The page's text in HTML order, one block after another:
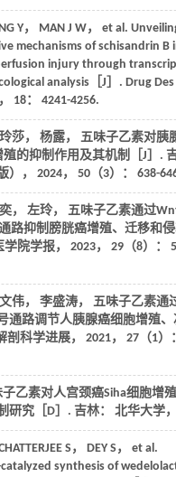
Y， MAN J W， et al.
mechanisms of schisandrin B
injury through
analysis［J］. Drug
18： 4241-4256.
莎， 杨露， 五味子乙素对胰
殖的抑制作用及其机制［J］.
）
， 2024， 50（3）： 638-
， 左玲， 五味子乙素通过
路抑制膀胱癌增殖、迁移和
学院学报， 2023， 29（8）：
伟， 李盛涛， 五味子乙素通
通路调节人胰腺癌细胞增殖、
剖科学进展， 2021， 27（1）
乙素对人宫颈癌Siha细胞增
研究［D］. 吉林： 北华大学，
S ， DEY S ， et al.
synthesis of